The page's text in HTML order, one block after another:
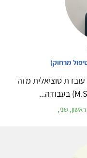
מרחוק)
גאלה גרין - עובדת סוציאלית M.S.W עובדת סוציאלית מזה
שני,